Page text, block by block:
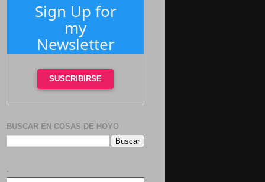
Sign Up for
my
Newsletter
SUSCRIBIRSE
BUSCAR EN COSAS DE HOYO
.